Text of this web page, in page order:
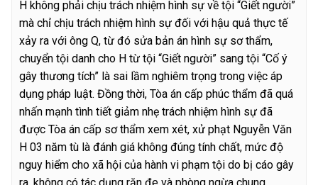
H không phải chịu trách nhiệm hình sự về tội “Giết người”
mà chỉ chịu trách nhiệm hình sự đối với hậu quả thực tế
xảy ra với ông Q, từ đó sửa bản án hình sự sơ thẩm,
chuyển tội danh cho H từ tội “Giết người” sang tội “Cố ý
gây thương tích” là sai lầm nghiêm trọng trong việc áp
dụng pháp luật. Đồng thời, Tòa án cấp phúc thẩm đã quá
nhấn mạnh tình tiết giảm nhẹ trách nhiệm hình sự đã
được Tòa án cấp sơ thẩm xem xét, xử phạt Nguyễn Văn
H 03 năm tù là đánh giá không đúng tính chất, mức độ
nguy hiểm cho xã hội của hành vi phạm tội do bị cáo gây